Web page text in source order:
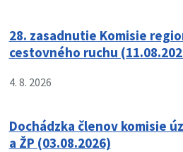
28. zasadnutie Komisie
cestovného ruchu
4. 8. 2026
Dochádzka členov komisie
a ŽP (03.08.2026)